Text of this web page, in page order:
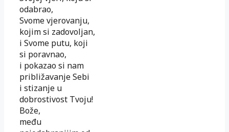
odabrao,
Svome vjerovanju,
kojim si zadovoljan,
i Svome putu, koji
si poravnao,
i pokazao si nam
približavanje Sebi
i stizanje u
dobrostivost Tvoju!
Bože,
među